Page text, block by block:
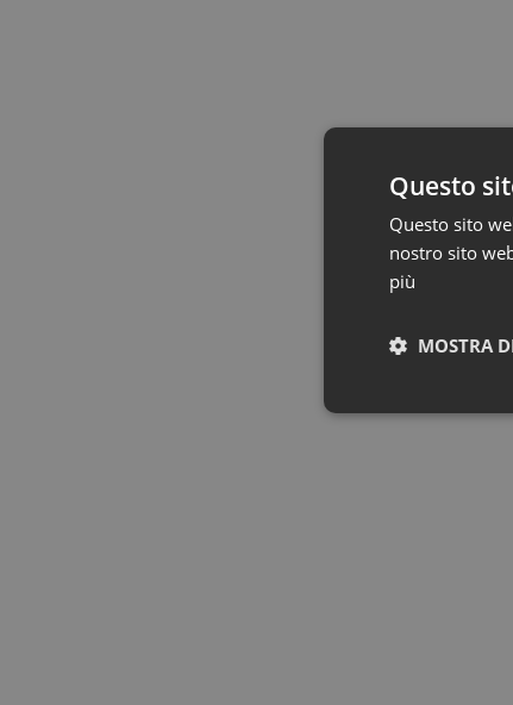
Questo
Questo sito
nostro sito
più
MOSTRA
I cookie